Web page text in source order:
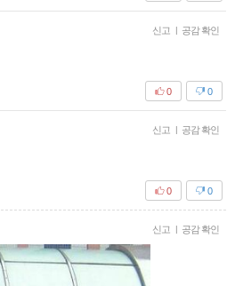
신고 공감 확인
0
0
신고 공감 확인
0
0
신고 공감 확인